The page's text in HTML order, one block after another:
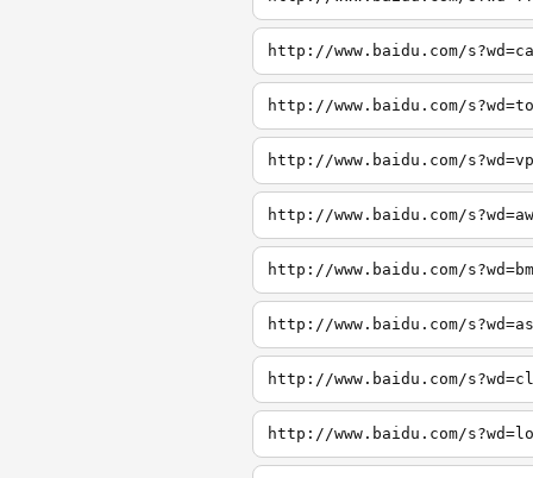
http://www.baidu.com/
http://www.baidu.com/
http://www.baidu.com/
http://www.baidu.com/
http://www.baidu.com/
http://www.baidu.com/
http://www.baidu.com/
http://www.baidu.com/